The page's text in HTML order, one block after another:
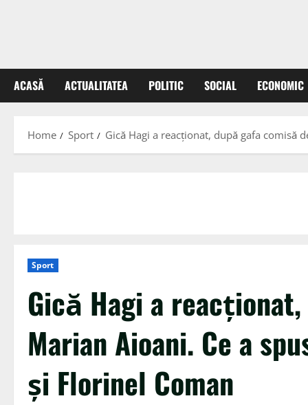
ACASĂ ACTUALITATEA POLITIC SOCIAL ECONOMIC
Home Sport Gică Hagi a reacționat, după gafa comisă
Sport
Gică Hagi a
Marian Aioani. Ce a
și Florinel Coman